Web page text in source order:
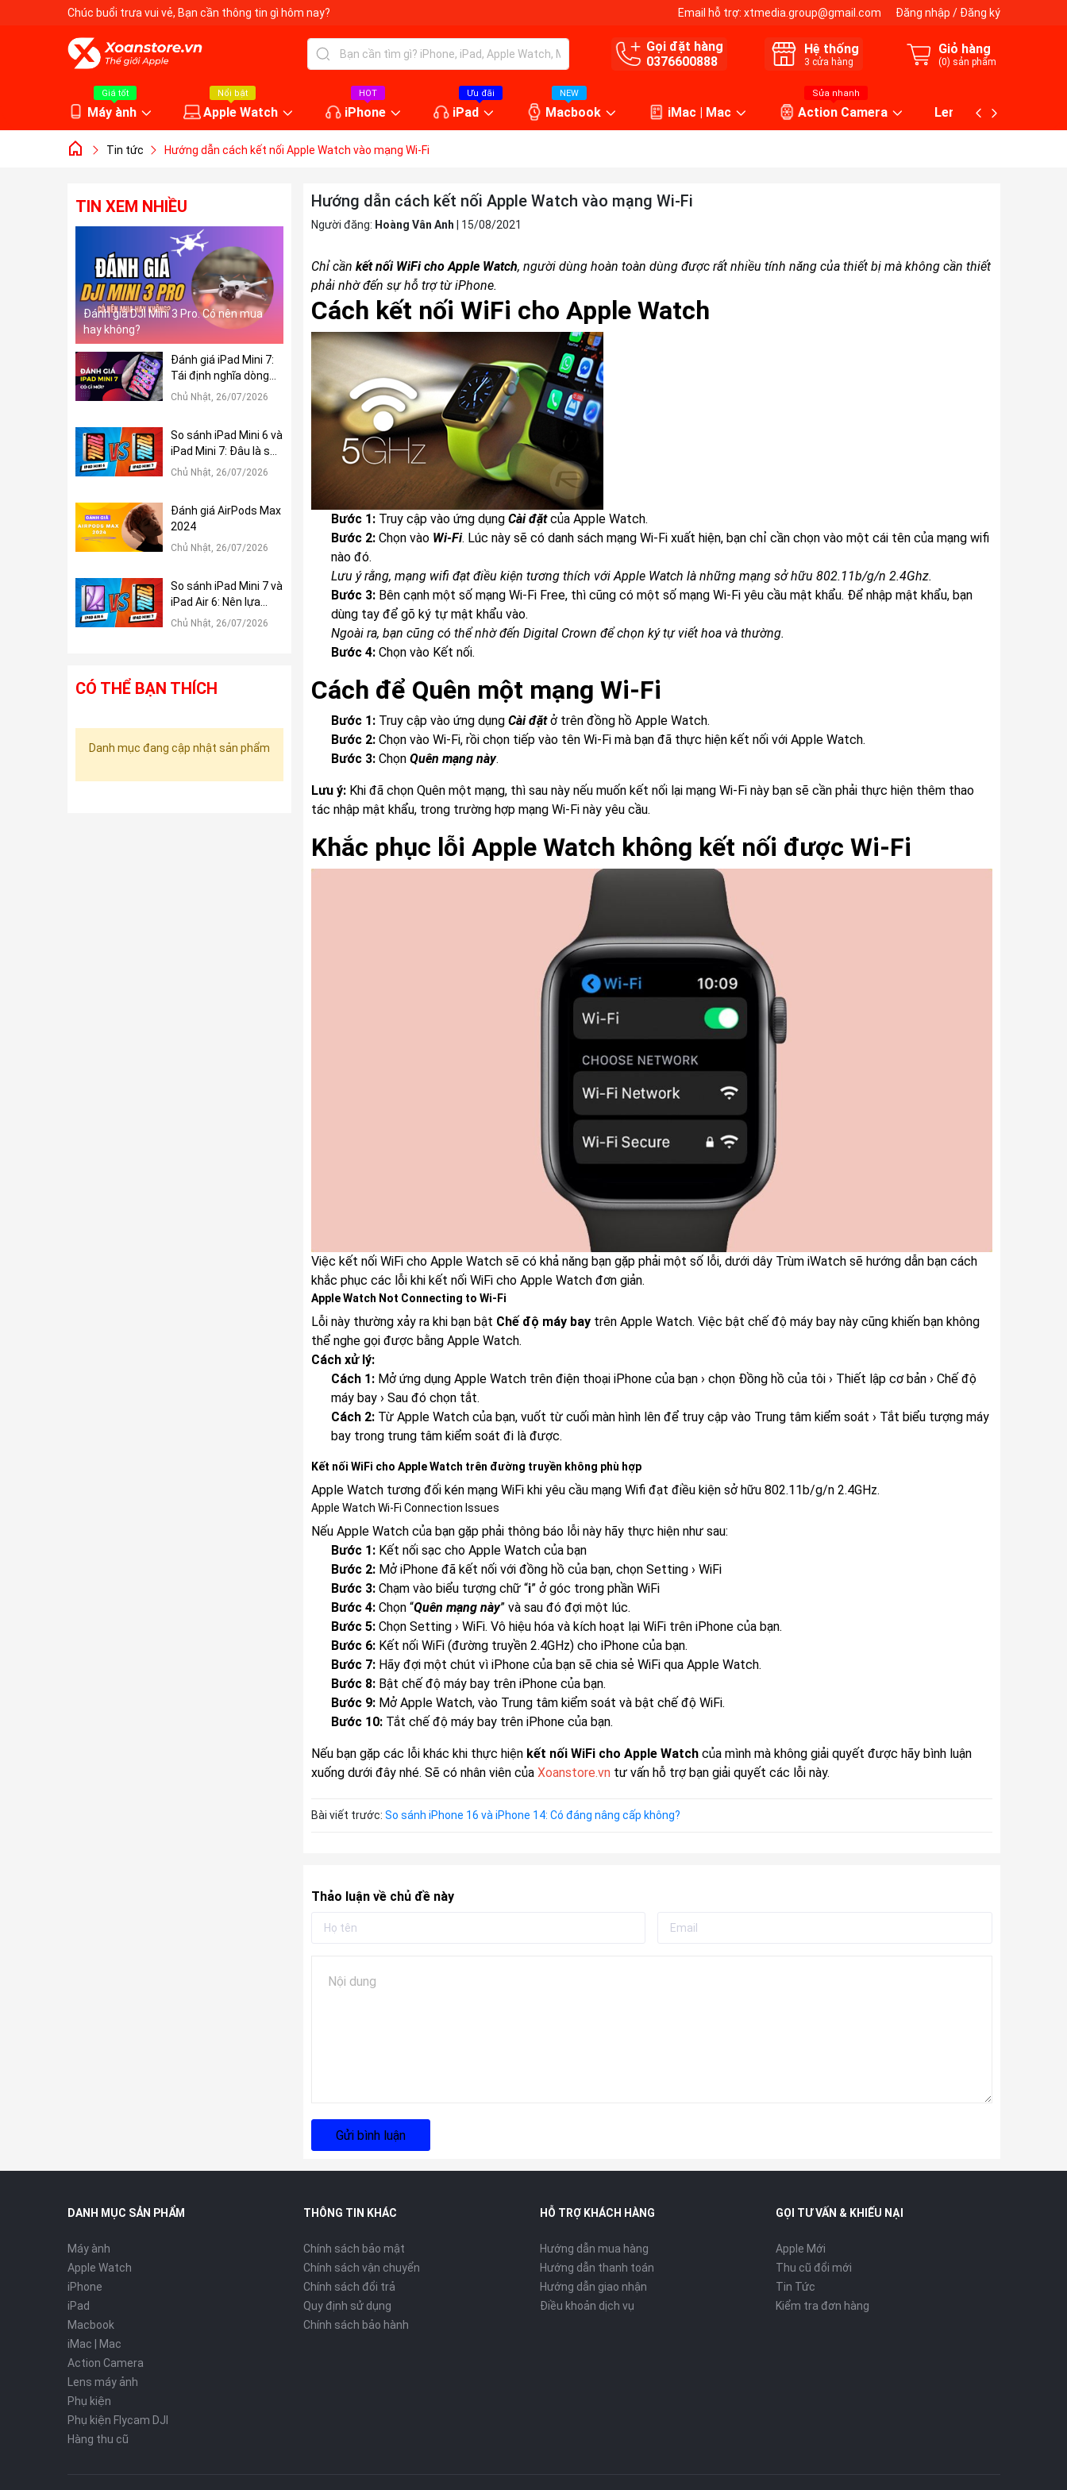
Chúc buổi trưa vui vẻ, Bạn cần thông tin gì hôm nay? Email hỗ trợ: xtmedia.group@gmail.com Đăng nhập / Đăng ký
Gọi đặt hàng
0376600888
Hệ thống
3 cửa hàng
Giỏ hàng
(0) sản phẩm
Giá tốt
Máy ành
Nổi bật
Apple Watch
HOT
iPhone
Ưu đãi
iPad
NEW
Macbook iMac | Mac
Sửa nhanh
Action Camera Lens máy ảnh
Tin tức Hướng dẫn cách kết nối Apple Watch vào mạng Wi-Fi
Hướng dẫn cách kết nối Apple Watch vào mạng Wi-Fi
Người đăng: Hoàng Vân Anh 15/08/2021
Chỉ cần kết nối WiFi cho Apple Watch, người dùng hoàn toàn dùng được rất nhiều tính năng của thiết bị mà không cần thiết
phải nhờ đến sự hỗ trợ từ iPhone.
Cách kết nối WiFi cho Apple Watch
Bước 1: Truy cập vào ứng dụng Cài đặtcủa Apple Watch.
Bước 2: Chọn vào Wi-Fi. Lúc này sẽ có danh sách mạng Wi-Fi xuất hiện, bạn chỉ cần chọn vào một cái tên của mạng wifi
nào đó.
Lưu ý rằng, mạng wifi đạt điều kiện tương thích với Apple Watch là những mạng sở hữu 802.11b/g/n 2.4Ghz.
Bước 3: Bên cạnh một số mạng Wi-Fi Free, thì cũng có một số mạng Wi-Fi yêu cầu mật khẩu. Để nhập mật khẩu, bạn
dùng tay để gõ ký tự mật khẩu vào.
Ngoài ra, bạn cũng có thể nhờ đến Digital Crown để chọn ký tự viết hoa và thường.
Bước 4: Chọn vào Kết nối.
Cách để Quên một mạng Wi-Fi
Bước 1: Truy cập vào ứng dụng Cài đặtở trên đồng hồ Apple Watch.
Bước 2: Chọn vào Wi-Fi, rồi chọn tiếp vào tên Wi-Fi mà bạn đã thực hiện kết nối với Apple Watch.
Bước 3: Chọn Quên mạng này.
Lưu ý: Khi đã chọn Quên một mạng, thì sau này nếu muốn kết nối lại mạng Wi-Fi này bạn sẽ cần phải thực hiện thêm thao
tác nhập mật khẩu, trong trường hợp mạng Wi-Fi này yêu cầu.
Khắc phục lỗi Apple Watch không kết nối được Wi-Fi
Việc kết nối WiFi cho Apple Watch sẽ có khả năng bạn gặp phải một số lỗi, dưới dây Trùm iWatch sẽ hướng dẫn bạn cách
khắc phục các lỗi khi kết nối WiFi cho Apple Watch đơn giản.
Apple Watch Not Connecting to Wi-Fi
Lỗi này thường xảy ra khi bạn bật Chế độ máy bay trên Apple Watch. Việc bật chế độ máy bay này cũng khiến bạn không
thể nghe gọi được bằng Apple Watch.
Cách xử lý:
Cách 1: Mở ứng dụng Apple Watch trên điện thoại iPhone của bạn › chọn Đồng hồ của tôi › Thiết lập cơ bản › Chế độ
máy bay › Sau đó chọn tắt.
Cách 2: Từ Apple Watch của bạn, vuốt từ cuối màn hình lên để truy cập vào Trung tâm kiểm soát › Tắt biểu tượng máy
bay trong trung tâm kiểm soát đi là được.
Kết nối WiFi cho Apple Watch trên đường truyền không phù hợp
Apple Watch tương đối kén mạng WiFi khi yêu cầu mạng Wifi đạt điều kiện sở hữu 802.11b/g/n 2.4GHz.
Apple Watch Wi-Fi Connection Issues
Nếu Apple Watch của bạn gặp phải thông báo lỗi này hãy thực hiện như sau:
Bước 1: Kết nối sạc cho Apple Watch của bạn
Bước 2: Mở iPhone đã kết nối với đồng hồ của bạn, chọn Setting › WiFi
Bước 3: Chạm vào biểu tượng chữ “i” ở góc trong phần WiFi
Bước 4: Chọn “Quên mạng này” và sau đó đợi một lúc.
Bước 5: Chọn Setting › WiFi. Vô hiệu hóa và kích hoạt lại WiFi trên iPhone của bạn.
Bước 6: Kết nối WiFi (đường truyền 2.4GHz) cho iPhone của bạn.
Bước 7: Hãy đợi một chút vì iPhone của bạn sẽ chia sẻ WiFi qua Apple Watch.
Bước 8: Bật chế độ máy bay trên iPhone của bạn.
Bước 9: Mở Apple Watch, vào Trung tâm kiểm soát và bật chế độ WiFi.
Bước 10: Tắt chế độ máy bay trên iPhone của bạn.
Nếu bạn gặp các lỗi khác khi thực hiện kết nối WiFi cho Apple Watch của mình mà không giải quyết được hãy bình luận
xuống dưới đây nhé. Sẽ có nhân viên của Xoanstore.vn tư vấn hỗ trợ bạn giải quyết các lỗi này.
Bài viết trước: So sánh iPhone 16 và iPhone 14: Có đáng nâng cấp không?
Thảo luận về chủ đề này
Gửi bình luận
TIN XEM NHIỀU
Đánh giá DJI Mini 3 Pro. Có nên mua
hay không?
Đánh giá iPad Mini 7:
Tái định nghĩa dòng
iPad Mini
Chủ Nhật, 26/07/2026
So sánh iPad Mini 6 và
iPad Mini 7: Đâu là sự
khác biệt?
Chủ Nhật, 26/07/2026
Đánh giá AirPods Max
2024
Chủ Nhật, 26/07/2026
So sánh iPad Mini 7 và
iPad Air 6: Nên lựa
chọn tablet nào?
Chủ Nhật, 26/07/2026
CÓ THỂ BẠN THÍCH
Danh mục đang cập nhật sản phẩm
DANH MỤC SẢN PHẨM
Máy ành
Apple Watch
iPhone
iPad
Macbook
iMac | Mac
Action Camera
Lens máy ảnh
Phụ kiện
Phụ kiện Flycam DJI
Hàng thu cũ
THÔNG TIN KHÁC
Chính sách bảo mật
Chính sách vận chuyển
Chính sách đổi trả
Quy định sử dụng
Chính sách bảo hành
HỖ TRỢ KHÁCH HÀNG
Hướng dẫn mua hàng
Hướng dẫn thanh toán
Hướng dẫn giao nhận
Điều khoản dịch vụ
GỌI TƯ VẤN & KHIẾU NẠI
Apple Mới
Thu cũ đổi mới
Tin Tức
Kiểm tra đơn hàng